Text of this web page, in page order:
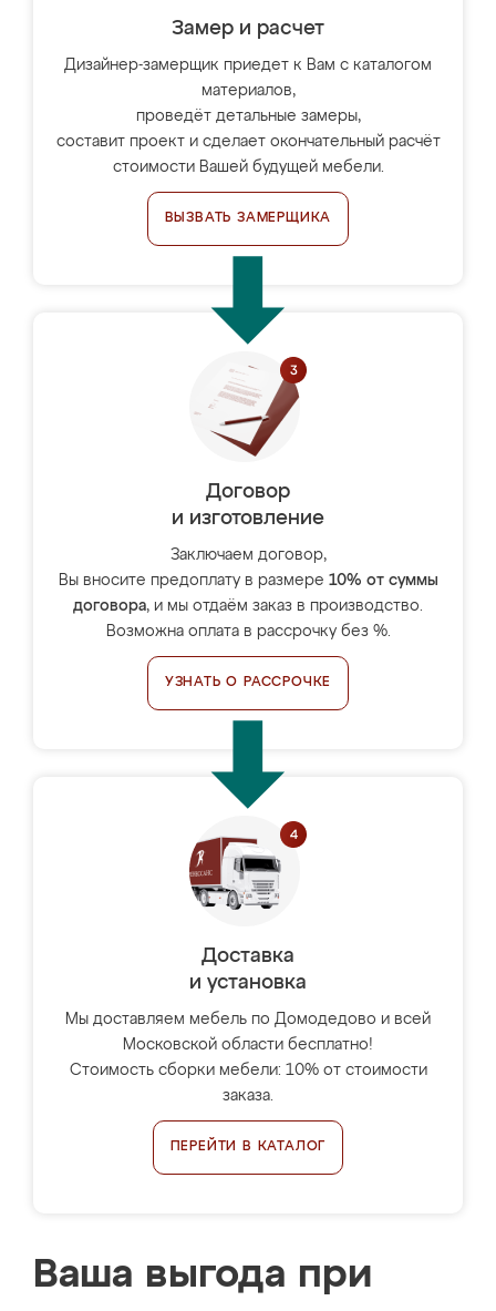
Замер и расчет
Дизайнер-замерщик приедет к Вам с каталогом
материалов,
проведёт детальные замеры,
составит проект и сделает окончательный расчёт
стоимости Вашей будущей мебели.
ВЫЗВАТЬ ЗАМЕРЩИКА
Договор
и изготовление
Заключаем договор,
Вы вносите предоплату в размере 10% от суммы
договора, и мы отдаём заказ в производство.
Возможна оплата в рассрочку без %.
УЗНАТЬ О РАССРОЧКЕ
Доставка
и установка
Мы доставляем мебель по Домодедово и всей
Московской области бесплатно!
Стоимость сборки мебели: 10% от стоимости
заказа.
ПЕРЕЙТИ В КАТАЛОГ
Ваша выгода при